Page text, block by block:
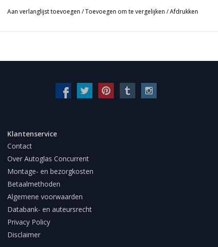
Aan verlanglijst toevoegen /Toevoegen om te vergelijken /Afdrukken
Klantenservice
Contact
Over Autoglas Concurrent
Montage- en bezorgkosten
Betaalmethoden
Algemene voorwaarden
Databank- en auteursrecht
Privacy Policy
Disclaimer